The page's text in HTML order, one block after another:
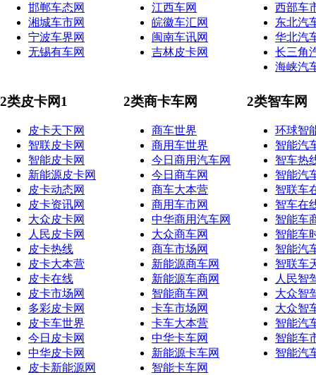
邯郸车态网
湘城车市网
宁波车界网
无锡有车网
江西车网
皖徽车汇网
闽南车讯网
吉林皮卡网
西部车
东北汽
华北汽
长三角
海峡汽
2类皮卡网1
皮卡天下网
智联皮卡网
智能皮卡网
新能源皮卡网
皮卡动态网
皮卡资讯网
大众皮卡网
人民皮卡网
皮卡热线
皮卡大本营
皮卡在线
皮卡市场网
多彩皮卡网
皮卡车世界
今日皮卡网
中华皮卡网
皮卡新能源网
2类商卡车网
商车世界
商用车世界
今日商用汽车网
今日商车网
商车大本营
商用车市网
中华商用汽车网
大众商车网
商车市场网
新能源商车网
新能源车商网
智能商车网
卡车市场网
卡车大本营
中华卡车网
新能源卡车网
智能卡车网
2类智车网
环球智
智能汽
智车热
智能汽
智联车
智车在
智能车
智能车
智能汽
智联车
人民智
大众智
大众智
智能汽
智能车
智能汽